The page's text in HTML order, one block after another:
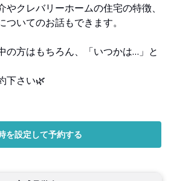
やクレバリーホームの住宅の特徴、
いてのお話もできます。
の方はもちろん、「いつかは…」と
下さい🌿
を設定して予約する